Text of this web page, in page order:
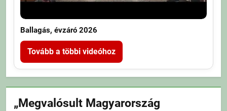
Ballagás, évzáró 2026
Tovább a többi videóhoz
„Megvalósult Magyarország